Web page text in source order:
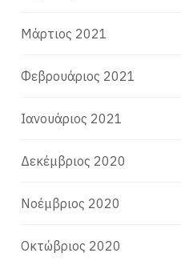
Μάρτιος 2021
Φεβρουάριος 2021
Ιανουάριος 2021
Δεκέμβριος 2020
Νοέμβριος 2020
Οκτώβριος 2020